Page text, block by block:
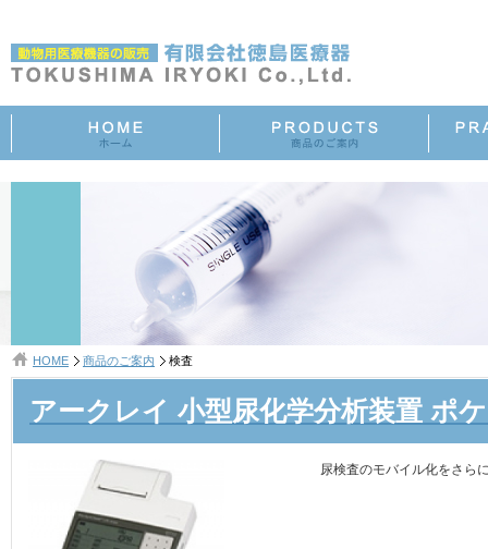
HOME 商品のご案内 検査
アークレイ 小型尿化学分析装置 ポ
尿検査のモバイル化をさら